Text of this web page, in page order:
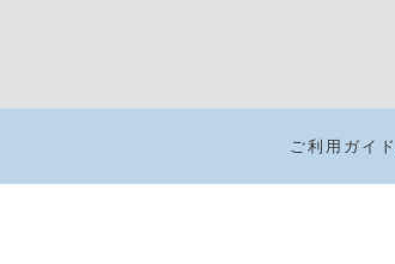
ご利用ガイド